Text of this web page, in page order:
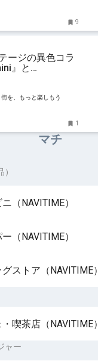
9
ージの異色コラ
』と
街を、もっと楽しもう
1
マチ
（NAVITIME）
（NAVITIME）
ストア（NAVITIME）
喫茶店（NAVITIME）
ャー